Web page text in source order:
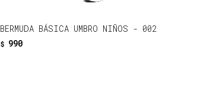
BERMUDA BÁSICA UMBRO NIÑOS - 002
$ 990